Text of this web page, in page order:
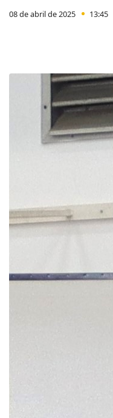
08 de abril de 2025 13:45